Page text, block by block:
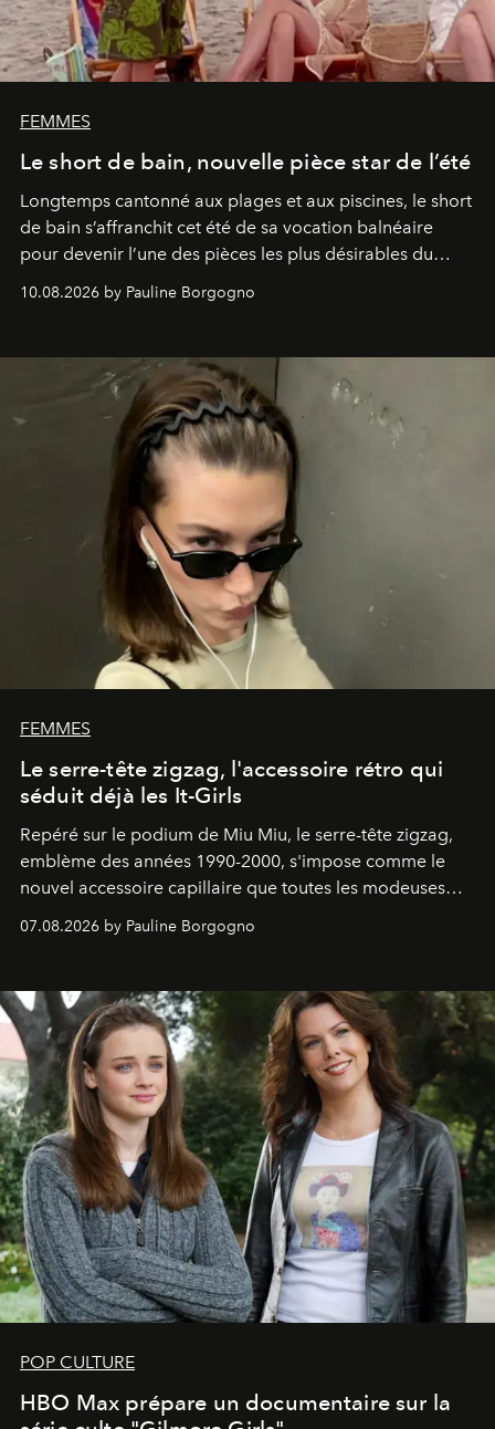
FEMMES
Le short de bain, nouvelle pièce star de l’été
Longtemps cantonné aux plages et aux piscines, le short
de bain s’affranchit cet été de sa vocation balnéaire
pour devenir l’une des pièces les plus désirables du
10.08.2026 by Pauline Borgogno
FEMMES
Le serre-tête zigzag, l'accessoire rétro qui
séduit déjà les It-Girls
Repéré sur le podium de Miu Miu, le serre-tête zigzag,
emblème des années 1990-2000, s'impose comme le
nouvel accessoire capillaire que toutes les modeuses
s'arrachent déjà.
07.08.2026 by Pauline Borgogno
POP CULTURE
HBO Max prépare un documentaire sur la